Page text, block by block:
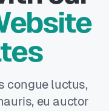
congue luctus,
eu auctor